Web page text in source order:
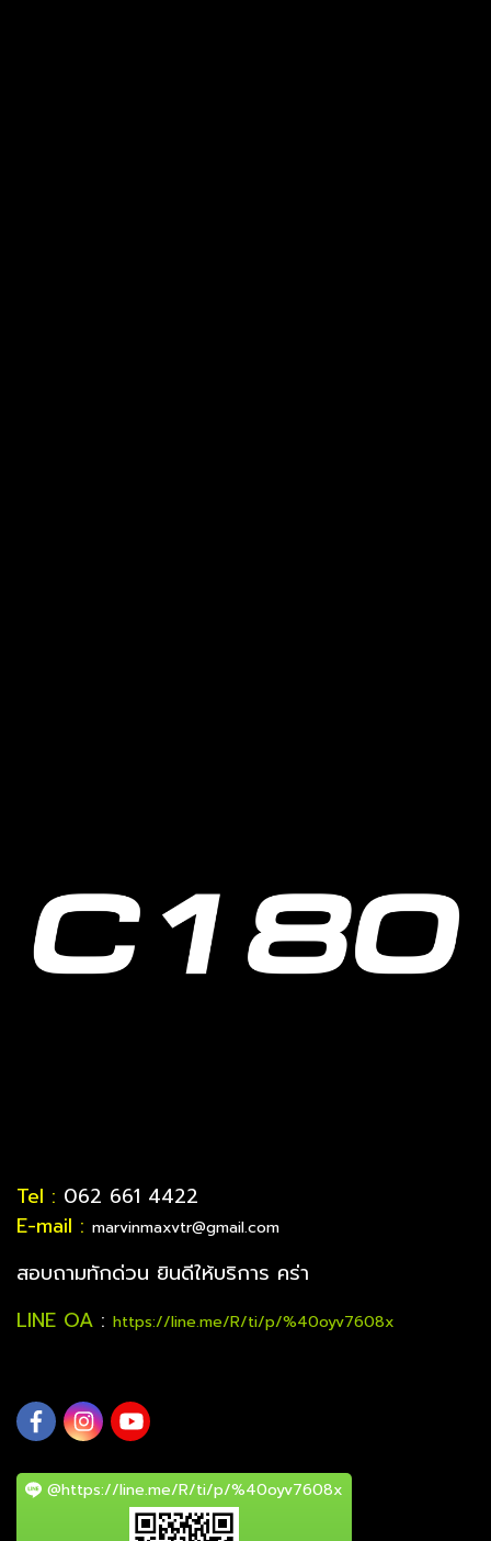
Tel : 062 661 4422
E-mail : marvinmaxvtr@gmail.com
สอบถามทักด่วน ยินดีให้บริการ คร่า
LINE OA : https://line.me/R/ti/p/%40oyv7608x
@https://line.me/R/ti/p/%40oyv7608x